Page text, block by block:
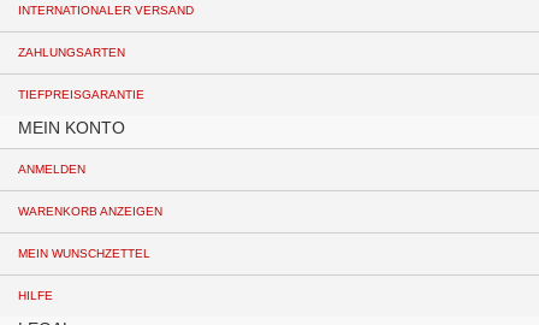
INTERNATIONALER VERSAND
ZAHLUNGSARTEN
TIEFPREISGARANTIE
MEIN KONTO
ANMELDEN
WARENKORB ANZEIGEN
MEIN WUNSCHZETTEL
HILFE